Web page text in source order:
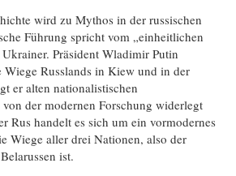
wird zu Mythos in der russischen
Führung spricht vom „einheitlichen
Präsident Wladimir Putin
Russlands in Kiew und in der
er alten nationalistischen
der modernen Forschung widerlegt
Rus handelt es sich um ein vormodernes
Wiege aller drei Nationen, also der
ist.